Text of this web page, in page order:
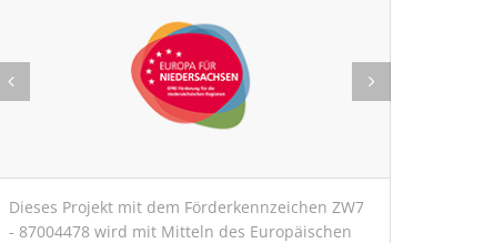
Dieses Projekt mit dem Förderkennzeichen ZW7
- 87004478 wird mit Mitteln des Europäischen